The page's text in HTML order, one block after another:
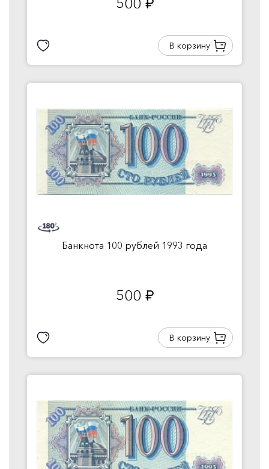
руб.
В корзину
Банкнота 100 рублей 1993 года
500 руб.
В корзину